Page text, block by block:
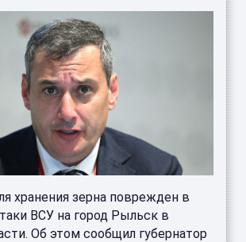
хранения зерна поврежден в
ВСУ на город Рыльск в
Об этом сообщил губернатор